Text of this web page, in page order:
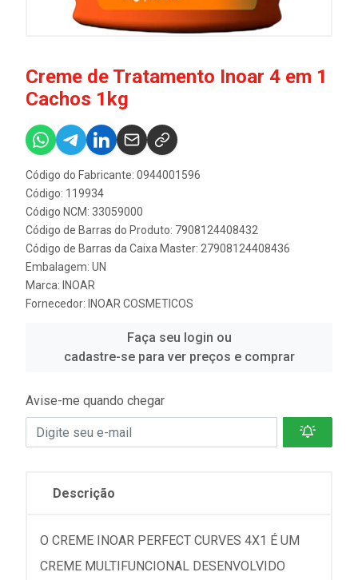
Creme de Tratamento Inoar 4 em 1
Cachos 1kg
Código do Fabricante: 0944001596
Código: 119934
Código NCM: 33059000
Código de Barras do Produto: 7908124408432
Código de Barras da Caixa Master: 27908124408436
Embalagem: UN
Marca: INOAR
Fornecedor: INOAR COSMETICOS
Faça seu login ou
cadastre-se para ver preços e comprar
Avise-me quando chegar
Descrição
O CREME INOAR PERFECT CURVES 4X1 É UM
CREME MULTIFUNCIONAL DESENVOLVIDO